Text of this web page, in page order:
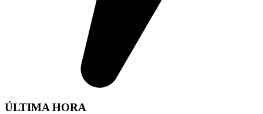
ÚLTIMA HORA